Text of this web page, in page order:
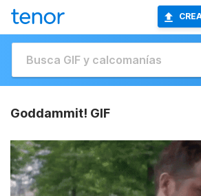
Goddammit! GIF